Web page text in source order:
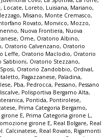
, Locate, Loreto, Luisiana, Mariano,
, Misano, Monte Cremasco,
Rovato, Monvico, Mozzo,
, Nuova Frontiera, Nuova
, Ome, Oratorio Albino,
, Oratorio Calvenzano, Oratorio
Leffe, Oratorio Maclodio, Oratorio
Sabbioni, Oratorio Stezzano,
, Oratorio Zandobbio, Ordival,
, Pagazzanese, Paladina,
, Pba, Pedrocca, Pessano, Pessano
, Polisportiva Bergamo Alta,
, Pontida, Pontirolese,
, Prima Categoria Bergamo,
girone E, Prima Categoria girone L,
girone E, Real Bolgare, Real
Calcinatese, Real Rovato, Rigamonti